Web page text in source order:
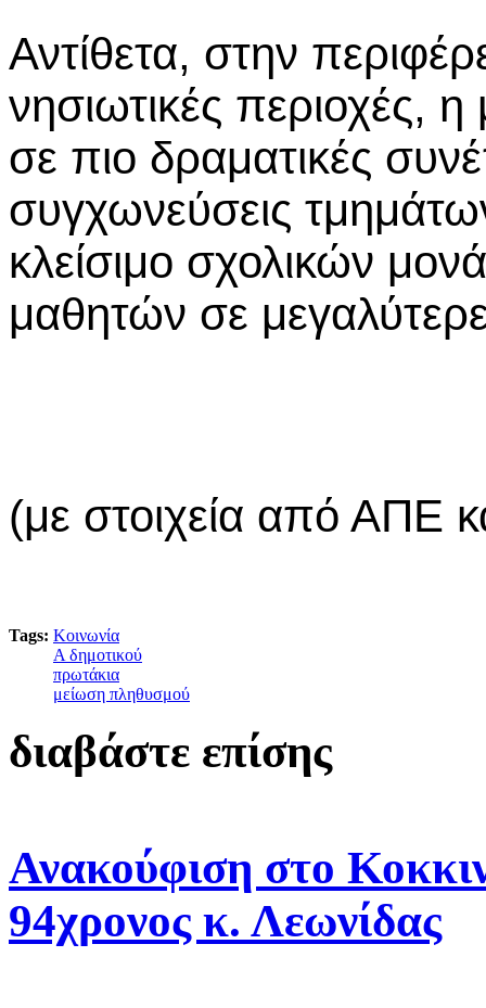
Αντίθετα, στην
νησιωτικές περιοχές,
σε πιο δραματικές
συγχωνεύσεις
κλείσιμο σχολικών
μαθητών σε
(με στοιχεία από ΑΠΕ
Tags: Κοινωνία
Α δημοτικού
πρωτάκια
μείωση πληθυσμού
διαβάστε επίσης
Ανακούφιση στο
94χρονος κ. Λεωνίδας